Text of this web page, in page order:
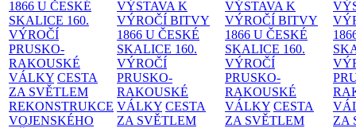
1866 U ČESKÉ
SKALICE 160.
VÝROČÍ
PRUSKO-
RAKOUSKÉ
VÁLKY CESTA
ZA SVĚTLEM
REKONSTRUKCE
VOJENSKÉHO
VÝSTAVA K
VÝROČÍ BITVY
1866 U ČESKÉ
SKALICE 160.
VÝROČÍ
PRUSKO-
RAKOUSKÉ
VÁLKY CESTA
ZA SVĚTLEM
VÝSTAVA K
VÝROČÍ BITVY
1866 U ČESKÉ
SKALICE 160.
VÝROČÍ
PRUSKO-
RAKOUSKÉ
VÁLKY CESTA
ZA SVĚTLEM
ZA